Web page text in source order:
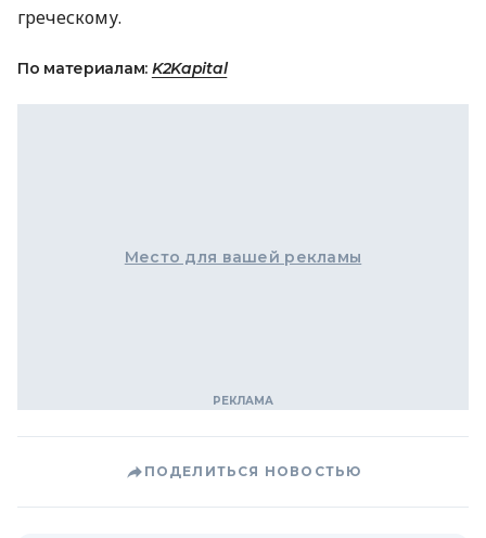
греческому.
По материалам: K2Kapital
Место для вашей рекламы
ПОДЕЛИТЬСЯ НОВОСТЬЮ